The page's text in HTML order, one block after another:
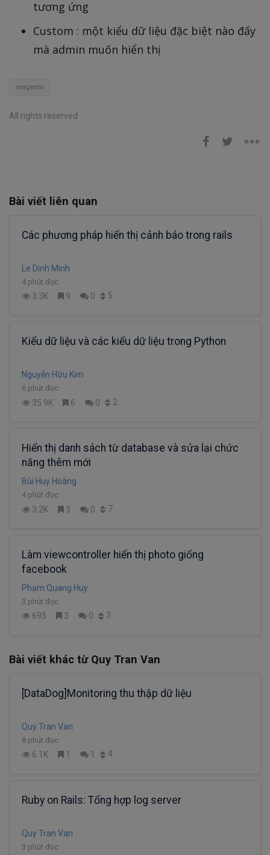
tương ứng
Custom : một kiểu dữ liệu đặc biệt nào đấy
mà admin muốn hiển thị
magento
All rights reserved
Bài viết liên quan
Các phương pháp hiển thị cảnh báo trong rails
Le Dinh Minh
4 phút đọc
3.3K 9 0 5
Kiểu dữ liệu và các kiểu dữ liệu trong Python
Nguyễn Hữu Kim
6 phút đọc
35.9K 6 0 2
Hiển thị danh sách từ database và sửa lại chức
năng thêm mới
Bùi Huy Hoàng
4 phút đọc
3.2K 3 0 7
Làm viewcontroller hiển thị photo giống
facebook
Phạm Quang Huy
3 phút đọc
695 3 0 3
Bài viết khác từ Quy Tran Van
[DataDog]Monitoring thu thập dữ liệu
Quy Tran Van
8 phút đọc
6.1K 1 1 4
Ruby on Rails: Tổng hợp log server
Quy Tran Van
3 phút đọc